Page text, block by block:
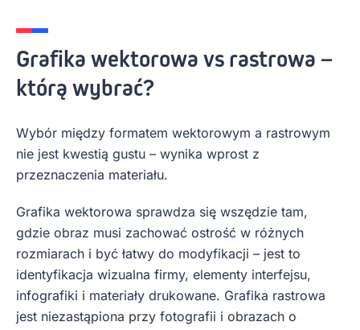
Grafika wektorowa vs rastrowa –
którą wybrać?
Wybór między formatem wektorowym a rastrowym
nie jest kwestią gustu – wynika wprost z
przeznaczenia materiału.
Grafika wektorowa sprawdza się wszędzie tam,
gdzie obraz musi zachować ostrość w różnych
rozmiarach i być łatwy do modyfikacji – jest to
identyfikacja wizualna firmy, elementy interfejsu,
infografiki i materiały drukowane. Grafika rastrowa
jest niezastąpiona przy fotografii i obrazach o